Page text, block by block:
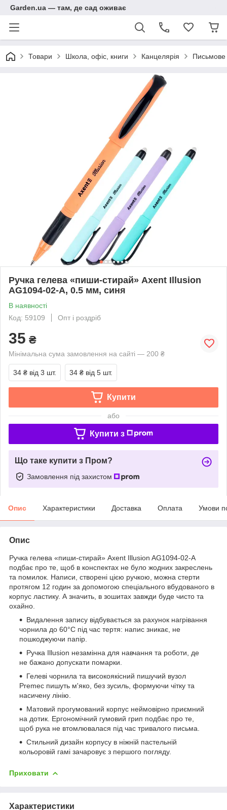
Garden.ua — там, де сад оживає
Товари Школа, офіс, книги Канцелярія
Ручка гелева «пиши-стирай» Axent Illusion
AG1094-02-A, 0.5 мм, синя
В наявності
Код: 59109
Опт і роздріб
35 ₴
Мінімальна сума замовлення на сайті — 200 ₴
34 ₴ від 3 шт. 34 ₴ від 5 шт.
Купити
або
Купити з
Що таке купити з Пром?
Замовлення під захистом
Опис Характеристики Доставка Оплата Умови
Опис
Ручка гелева «пиши-стирай» Axent Illusion AG1094-02-A
подбає про те, щоб в конспектах не було жодних закреслень
та помилок. Написи, створені цією ручкою, можна стерти
протягом 12 годин за допомогою спеціального вбудованого в
корпус ластику. А значить, в зошитах завжди буде чисто та
охайно.
Видалення запису відбувається за рахунок нагрівання
чорнила до 60°C під час тертя: напис зникає, не
пошкоджуючи папір.
Ручка Illusion незамінна для навчання та роботи, де
не бажано допускати помарки.
Гелеві чорнила та високоякісний пишучий вузол
Premec пишуть м'яко, без зусиль, формуючи чітку та
насичену лінію.
Матовий прогумований корпус неймовірно приємний
на дотик. Ергономічний гумовий грип подбає про те,
щоб рука не втомлювалася під час тривалого письма.
Стильний дизайн корпусу в ніжній пастельній
кольоровій гамі зачаровує з першого погляду.
Приховати
Характеристики